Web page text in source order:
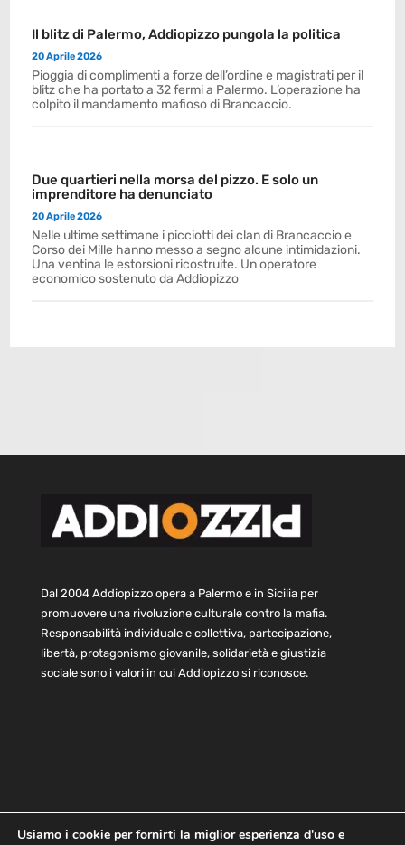
Il blitz di Palermo, Addiopizzo pungola la politica
20 Aprile 2026
Pioggia di complimenti a forze dell’ordine e magistrati per il
blitz che ha portato a 32 fermi a Palermo. L’operazione ha
colpito il mandamento mafioso di Brancaccio.
Due quartieri nella morsa del pizzo. E solo un
imprenditore ha denunciato
20 Aprile 2026
Nelle ultime settimane i picciotti dei clan di Brancaccio e
Corso dei Mille hanno messo a segno alcune intimidazioni.
Una ventina le estorsioni ricostruite. Un operatore
economico sostenuto da Addiopizzo
Dal 2004 Addiopizzo opera a Palermo e in Sicilia per
promuovere una rivoluzione culturale contro la mafia.
Responsabilità individuale e collettiva, partecipazione,
libertà, protagonismo giovanile, solidarietà e giustizia
sociale sono i valori in cui Addiopizzo si riconosce.
Usiamo i cookie per fornirti la miglior esperienza d'uso e